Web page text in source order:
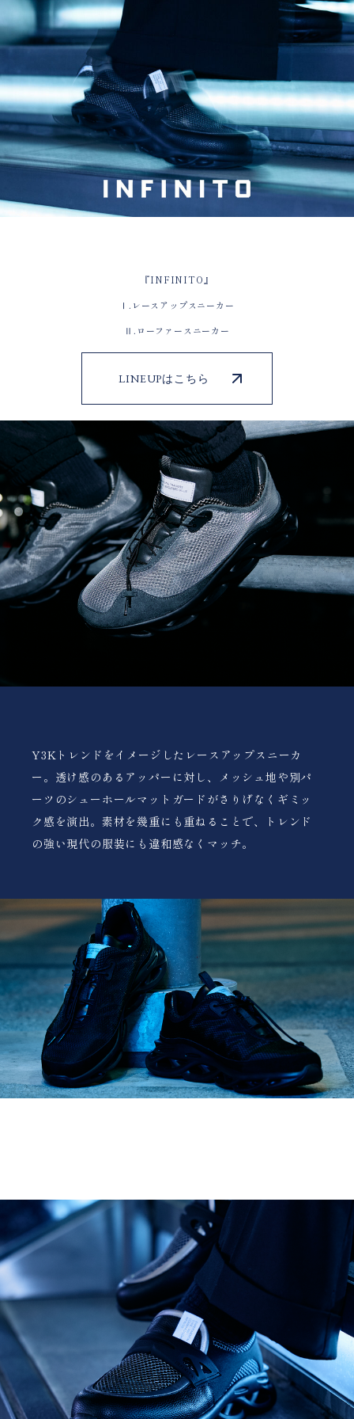
『INFINITO』
Ⅰ.レースアップスニーカー
Ⅱ.ローファースニーカー
LINEUPはこちら
Y3Kトレンドをイメージしたレースアップスニーカ
ー。透け感のあるアッパーに対し、メッシュ地や別パ
ーツのシューホールマットガードがさりげなくギミッ
ク感を演出。素材を幾重にも重ねることで、トレンド
の強い現代の服装にも違和感なくマッチ。